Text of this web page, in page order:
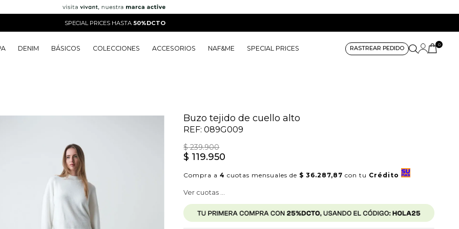
SPECIAL PRICES HASTA 50%DCTO
DENIM BÁSICOS COLECCIONES ACCESORIOS NAF&ME SPECIAL PRICES RASTREAR PEDIDO
0
Buzo tejido de cuello alto
REF:089G009
$ 239.900
$ 119.950
Compra a4 cuotas mensuales de $ 36.287,87 con tu Crédito
Ver cuotas ...